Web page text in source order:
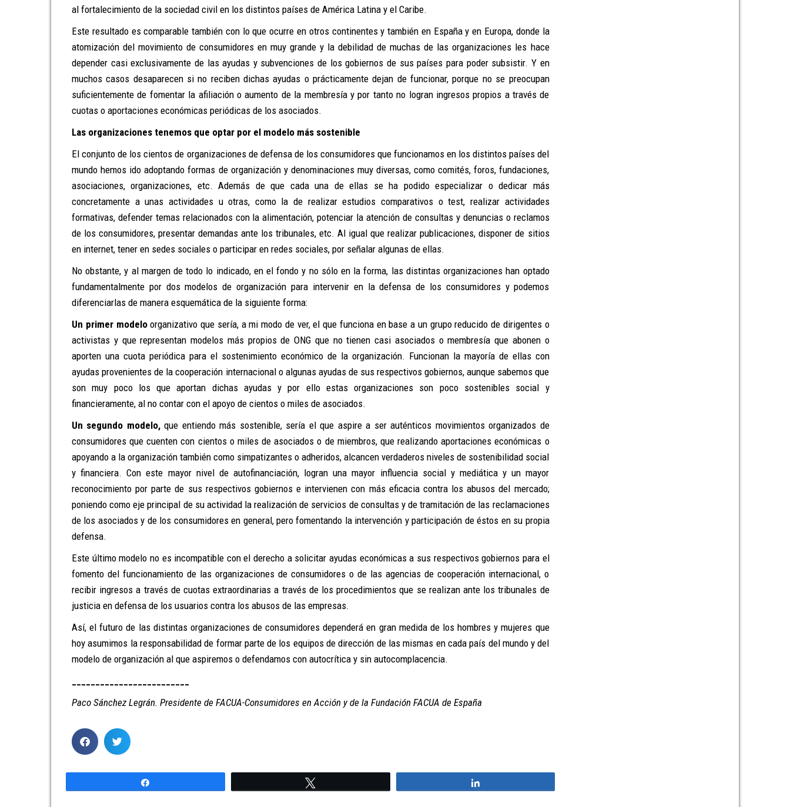
al fortalecimiento de la sociedad civil en los distintos países de América Latina y el Caribe.
Este resultado es comparable también con lo que ocurre en otros continentes y también en España y en Europa, donde la
atomización del movimiento de consumidores en muy grande y la debilidad de muchas de las organizaciones les hace
depender casi exclusivamente de las ayudas y subvenciones de los gobiernos de sus países para poder subsistir. Y en
muchos casos desaparecen si no reciben dichas ayudas o prácticamente dejan de funcionar, porque no se preocupan
suficientemente de fomentar la afiliación o aumento de la membresía y por tanto no logran ingresos propios a través de
cuotas o aportaciones económicas periódicas de los asociados.
Las organizaciones tenemos que optar por el modelo más sostenible
El conjunto de los cientos de organizaciones de defensa de los consumidores que funcionamos en los distintos países del
mundo hemos ido adoptando formas de organización y denominaciones muy diversas, como comités, foros, fundaciones,
asociaciones, organizaciones, etc. Además de que cada una de ellas se ha podido especializar o dedicar más
concretamente a unas actividades u otras, como la de realizar estudios comparativos o test, realizar actividades
formativas, defender temas relacionados con la alimentación, potenciar la atención de consultas y denuncias o reclamos
de los consumidores, presentar demandas ante los tribunales, etc. Al igual que realizar publicaciones, disponer de sitios
en internet, tener en sedes sociales o participar en redes sociales, por señalar algunas de ellas.
No obstante, y al margen de todo lo indicado, en el fondo y no sólo en la forma, las distintas organizaciones han optado
fundamentalmente por dos modelos de organización para intervenir en la defensa de los consumidores y podemos
diferenciarlas de manera esquemática de la siguiente forma:
Un primer modeloorganizativo que sería, a mi modo de ver, el que funciona en base a un grupo reducido de dirigentes o
activistas y que representan modelos más propios de ONG que no tienen casi asociados o membresía que abonen o
aporten una cuota periódica para el sostenimiento económico de la organización. Funcionan la mayoría de ellas con
ayudas provenientes de la cooperación internacional o algunas ayudas de sus respectivos gobiernos, aunque sabemos que
son muy poco los que aportan dichas ayudas y por ello estas organizaciones son poco sostenibles social y
financieramente, al no contar con el apoyo de cientos o miles de asociados.
Un segundo modelo,que entiendo más sostenible, sería el que aspire a ser auténticos movimientos organizados de
consumidores que cuenten con cientos o miles de asociados o de miembros, que realizando aportaciones económicas o
apoyando a la organización también como simpatizantes o adheridos, alcancen verdaderos niveles de sostenibilidad social
y financiera. Con este mayor nivel de autofinanciación, logran una mayor influencia social y mediática y un mayor
reconocimiento por parte de sus respectivos gobiernos e intervienen con más eficacia contra los abusos del mercado;
poniendo como eje principal de su actividad la realización de servicios de consultas y de tramitación de las reclamaciones
de los asociados y de los consumidores en general, pero fomentando la intervención y participación de éstos en su propia
defensa.
Este último modelo no es incompatible con el derecho a solicitar ayudas económicas a sus respectivos gobiernos para el
fomento del funcionamiento de las organizaciones de consumidores o de las agencias de cooperación internacional, o
recibir ingresos a través de cuotas extraordinarias a través de los procedimientos que se realizan ante los tribunales de
justicia en defensa de los usuarios contra los abusos de las empresas.
Así, el futuro de las distintas organizaciones de consumidores dependerá en gran medida de los hombres y mujeres que
hoy asumimos la responsabilidad de formar parte de los equipos de dirección de las mismas en cada país del mundo y del
modelo de organización al que aspiremos o defendamos con autocrítica y sin autocomplacencia.
Paco Sánchez Legrán. Presidente de FACUA-Consumidores en Acción y de la Fundación FACUA de España